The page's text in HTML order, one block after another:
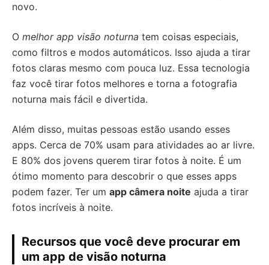
novo.
O melhor app visão noturna tem coisas especiais,
como filtros e modos automáticos. Isso ajuda a tirar
fotos claras mesmo com pouca luz. Essa tecnologia
faz você tirar fotos melhores e torna a fotografia
noturna mais fácil e divertida.
Além disso, muitas pessoas estão usando esses
apps. Cerca de 70% usam para atividades ao ar livre.
E 80% dos jovens querem tirar fotos à noite. É um
ótimo momento para descobrir o que esses apps
podem fazer. Ter um app câmera noite ajuda a tirar
fotos incríveis à noite.
Recursos que você deve procurar em
um app de visão noturna